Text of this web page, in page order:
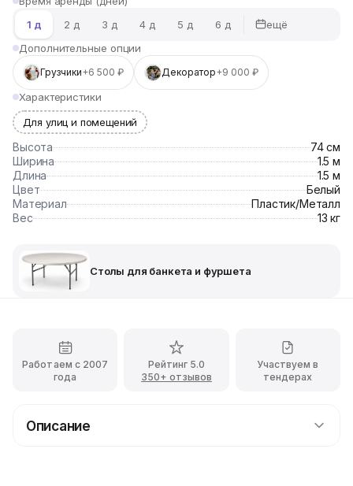
1 д
2 д 3 д 4 д 5 д 6 д
ещё
Дополнительные опции
Грузчики+6 500 ₽ Декоратор+9 000 ₽
Характеристики
Для улиц и помещений
Высота
74 см
Ширина
1.5 м
Длина
1.5 м
Цвет
Белый
Материал
Пластик/Металл
Вес
13 кг
Столы для банкета и фуршета
Работаем с 2007
года
Рейтинг 5.0
350+ отзывов
Участвуем в
тендерах
Описание